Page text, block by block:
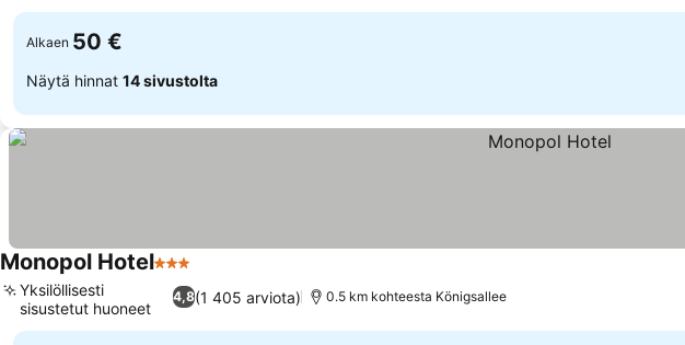
Alkaen 50 €
Näytä hinnat 14 sivustolta
Monopol Hotel3 Tähtiluokitus
4,8(1 405 arviota)
Yksilöllisesti
sisustetut huoneet
0.5 km kohteesta Königsallee